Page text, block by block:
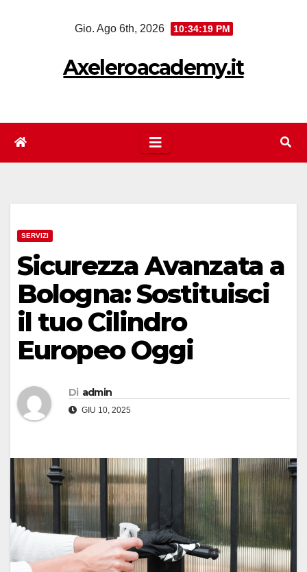
Gio. Ago 6th, 2026 10:34:19 PM
Axeleroacademy.it
SERVIZI
Sicurezza Avanzata a
Bologna: Sostituisci
il tuo Cilindro
Europeo Oggi
Di admin
GIU 10, 2025